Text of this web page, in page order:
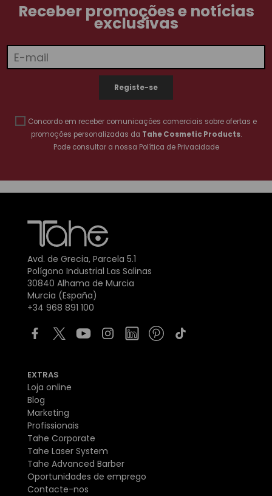
Receber promoções e notícias
exclusivas
Concordo em receber comunicações comerciais sobre ofertas e
promoções personalizadas da Tahe Cosmetic Products.
Pode consultar a nossa Política de Privacidade
Avd. de Grecia, Parcela 5.1
Polígono Industrial Las Salinas
30840 Alhama de Murcia
Murcia (España)
+34 968 891 100
EXTRAS
Loja online
Blog
Marketing
Profissionais
Tahe Corporate
Tahe Laser System
Tahe Advanced Barber
Oportunidades de emprego
Contacte-nos